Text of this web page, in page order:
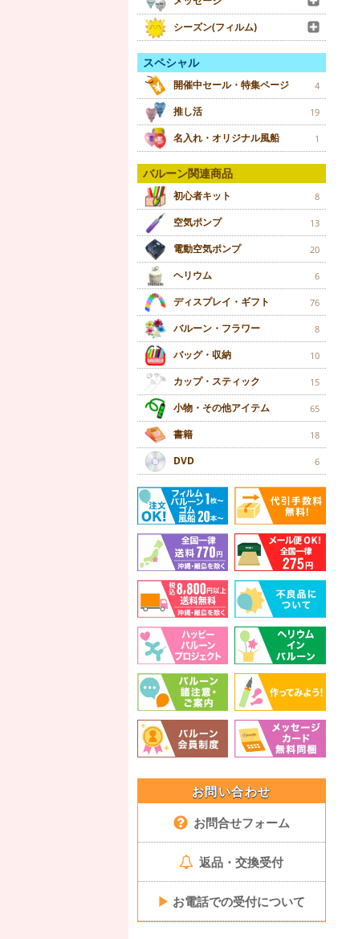
シーズン(フィルム)
スペシャル
開催中セール・特集ページ 4
推し活 19
名入れ・オリジナル風船 1
バルーン関連商品
初心者キット 8
空気ポンプ 13
電動空気ポンプ 20
ヘリウム 6
ディスプレイ・ギフト 76
バルーン・フラワー 8
バッグ・収納 10
カップ・スティック 15
小物・その他アイテム 65
書籍 18
DVD 6
お問い合わせ
お問合せフォーム
返品・交換受付
▶ お電話での受付について